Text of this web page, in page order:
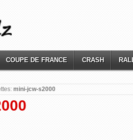
COUPE DE FRANCE CRASH
mini-jcw-s2000